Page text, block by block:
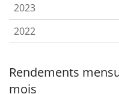
2023
2022
Rendements
mois